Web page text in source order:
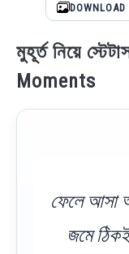
DOWNLOAD
মুহূর্ত নিয়ে
Moments
ফেলে আসা
জমে